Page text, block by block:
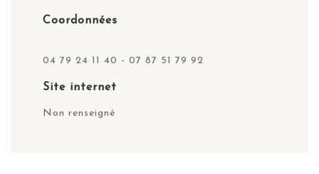
Coordonnées
04 79 24 11 40 - 07 87 51 79 92
Site internet
Non renseigné